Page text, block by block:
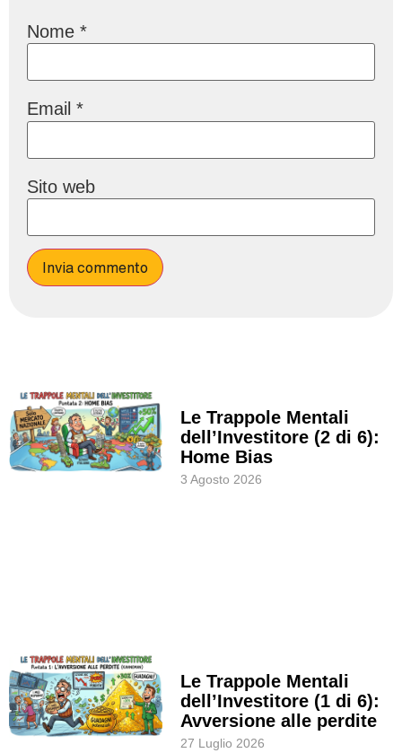
Nome *
Email *
Sito web
Le Trappole Mentali
dell’Investitore (2 di 6):
Home Bias
3 Agosto 2026
Le Trappole Mentali
dell’Investitore (1 di 6):
Avversione alle perdite
27 Luglio 2026